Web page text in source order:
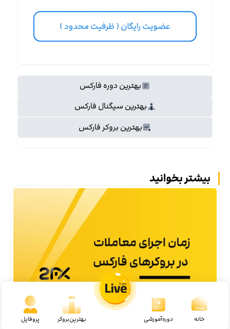
بهترین دوره فارکس
بهترین سیگنال فارکس
بهترین بروکر فارکس
بیشتر بخوانید
زمان اجرای معاملات در بروکرهای فارکس
خانه دوره‌آموزشی بهترین‌بروکر پروفایل